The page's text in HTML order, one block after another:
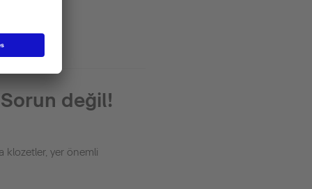
değil!
klozetler, yer önemli